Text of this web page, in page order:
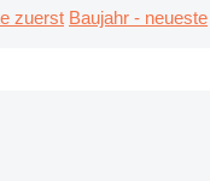
zuerst Baujahr - neueste